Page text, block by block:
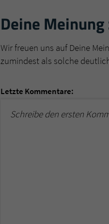
Deine
Wir freuen uns auf Deine
zumindest als solche
Letzte Kommentare:
Schreibe den ersten